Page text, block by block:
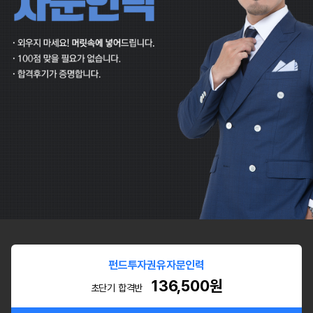
펀드투자권유자문인력
초단기 합격반 136,500원